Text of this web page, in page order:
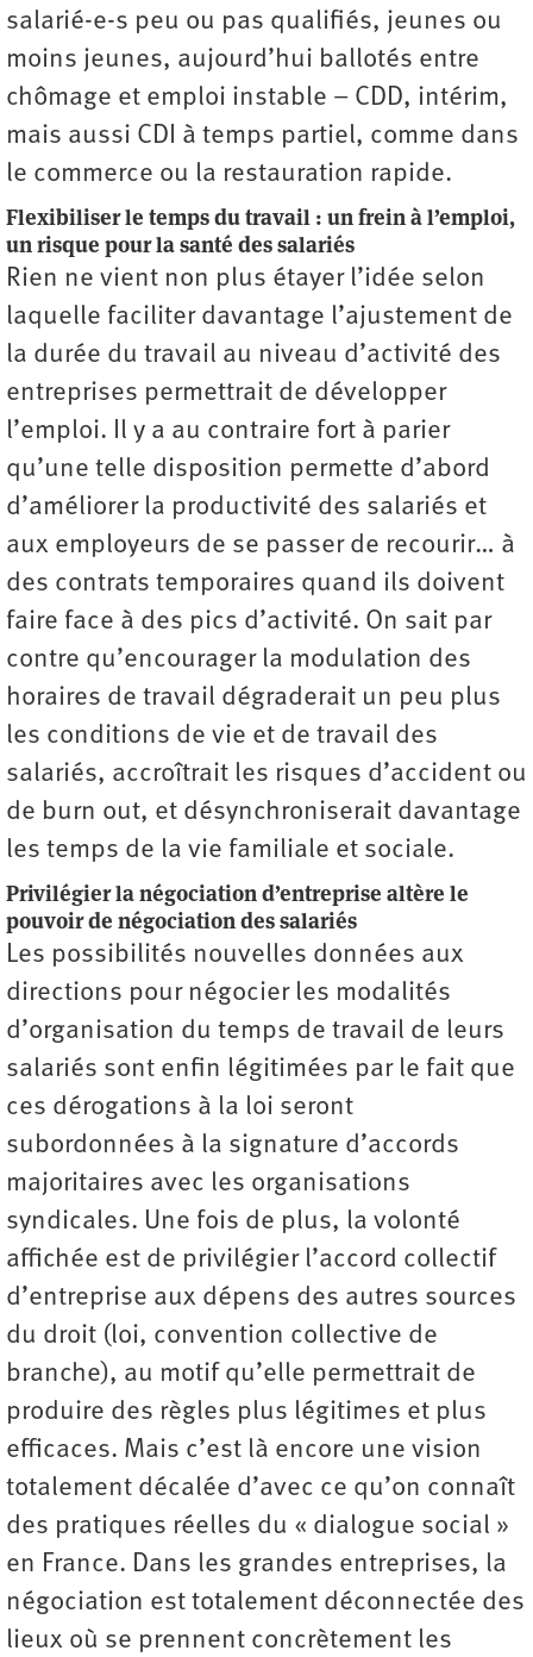
salarié-e-s peu ou pas qualifiés, jeunes ou
moins jeunes, aujourd’hui ballotés entre
chômage et emploi instable – CDD, intérim,
mais aussi CDI à temps partiel, comme dans
le commerce ou la restauration rapide.
Flexibiliser le temps du travail : un frein à l’emploi,
un risque pour la santé des salariés
Rien ne vient non plus étayer l’idée selon
laquelle faciliter davantage l’ajustement de
la durée du travail au niveau d’activité des
entreprises permettrait de développer
l’emploi. Il y a au contraire fort à parier
qu’une telle disposition permette d’abord
d’améliorer la productivité des salariés et
aux employeurs de se passer de recourir… à
des contrats temporaires quand ils doivent
faire face à des pics d’activité. On sait par
contre qu’encourager la modulation des
horaires de travail dégraderait un peu plus
les conditions de vie et de travail des
salariés, accroîtrait les risques d’accident ou
de burn out, et désynchroniserait davantage
les temps de la vie familiale et sociale.
Privilégier la négociation d’entreprise altère le
pouvoir de négociation des salariés
Les possibilités nouvelles données aux
directions pour négocier les modalités
d’organisation du temps de travail de leurs
salariés sont enfin légitimées par le fait que
ces dérogations à la loi seront
subordonnées à la signature d’accords
majoritaires avec les organisations
syndicales. Une fois de plus, la volonté
affichée est de privilégier l’accord collectif
d’entreprise aux dépens des autres sources
du droit (loi, convention collective de
branche), au motif qu’elle permettrait de
produire des règles plus légitimes et plus
efficaces. Mais c’est là encore une vision
totalement décalée d’avec ce qu’on connaît
des pratiques réelles du « dialogue social »
en France. Dans les grandes entreprises, la
négociation est totalement déconnectée des
lieux où se prennent concrètement les